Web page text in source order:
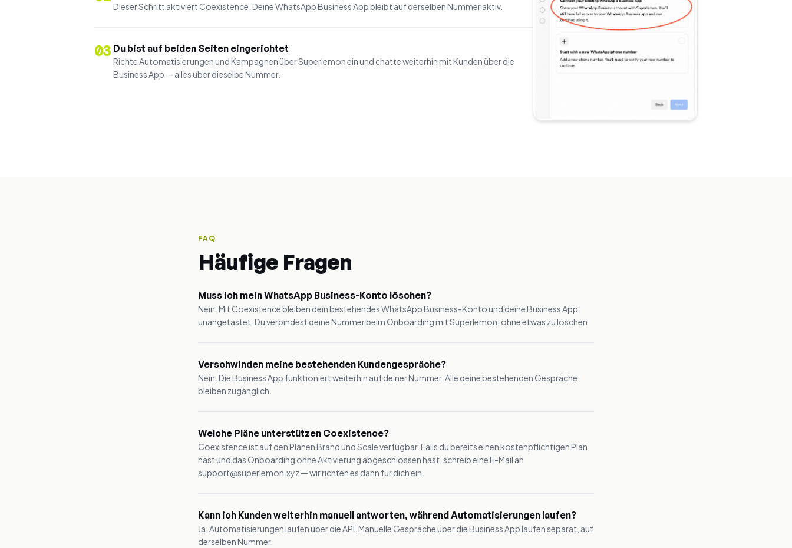
Dieser Schritt aktiviert Coexistence. Deine WhatsApp Business App bleibt auf derselben Nummer aktiv.
03 Du bist auf beiden Seiten eingerichtet
Richte Automatisierungen und Kampagnen über Superlemon ein und chatte weiterhin mit Kunden über die
Business App — alles über dieselbe Nummer.
FAQ
Häufige Fragen
Muss ich mein WhatsApp Business-Konto löschen?
Nein. Mit Coexistence bleiben dein bestehendes WhatsApp Business-Konto und deine Business App
unangetastet. Du verbindest deine Nummer beim Onboarding mit Superlemon, ohne etwas zu löschen.
Verschwinden meine bestehenden Kundengespräche?
Nein. Die Business App funktioniert weiterhin auf deiner Nummer. Alle deine bestehenden Gespräche
bleiben zugänglich.
Welche Pläne unterstützen Coexistence?
Coexistence ist auf den Plänen Brand und Scale verfügbar. Falls du bereits einen kostenpflichtigen Plan
hast und das Onboarding ohne Aktivierung abgeschlossen hast, schreib eine E-Mail an
support@superlemon.xyz — wir richten es dann für dich ein.
Kann ich Kunden weiterhin manuell antworten, während Automatisierungen laufen?
Ja. Automatisierungen laufen über die API. Manuelle Gespräche über die Business App laufen separat, auf
derselben Nummer.